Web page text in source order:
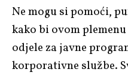
Ne mogu si pomoći,
kako bi ovom
odjele za javne
korporativne službe.